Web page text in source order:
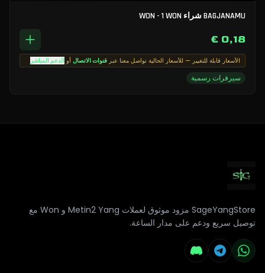
BAGJANAMU شراء WON - 1 WON
0,18 €
الأسعار قابلة للتغيير — للأسعار الحالية تواصل معنا عبر قنوات الاتصال أو الدعم المباشر
سيرفرات رسمية
SageYangStore مزود موثوق لعملات Metin2 Yang و Won مع
توصيل سريع ودعم على مدار الساعة.